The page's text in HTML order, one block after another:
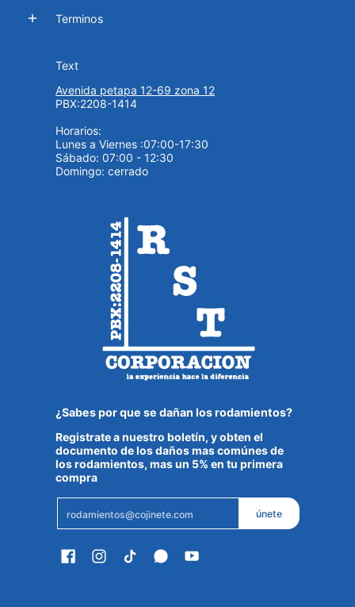
Terminos
Text
Avenida petapa 12-69 zona 12
PBX:2208-1414
Horarios:
Lunes a Viernes :07:00-17:30
Sábado: 07:00 - 12:30
Domingo: cerrado
¿Sabes por que se dañan los rodamientos?
Registrate a nuestro boletín, y obten el
documento de los daños mas comúnes de
los rodamientos, mas un 5% en tu primera
compra
únete